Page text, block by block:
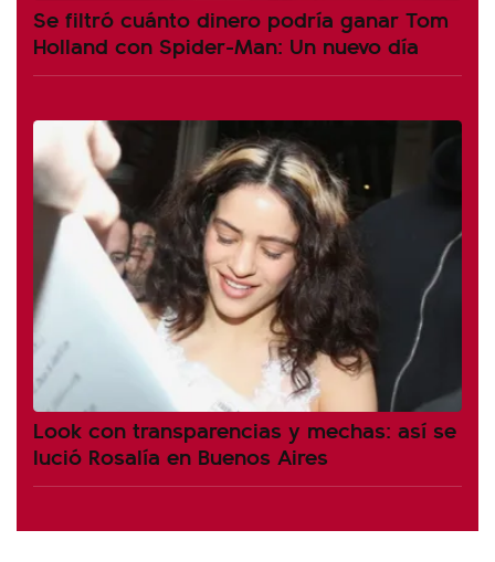
Se filtró cuánto dinero podría ganar Tom
Holland con Spider-Man: Un nuevo día
Look con transparencias y mechas: así se
lució Rosalía en Buenos Aires